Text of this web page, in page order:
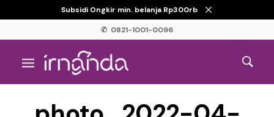
Subsidi Ongkir min. belanja Rp300rb
✆ 0821-1001-0096